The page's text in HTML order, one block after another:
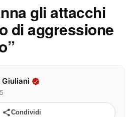
gli attacchi
di aggressione
Condividi